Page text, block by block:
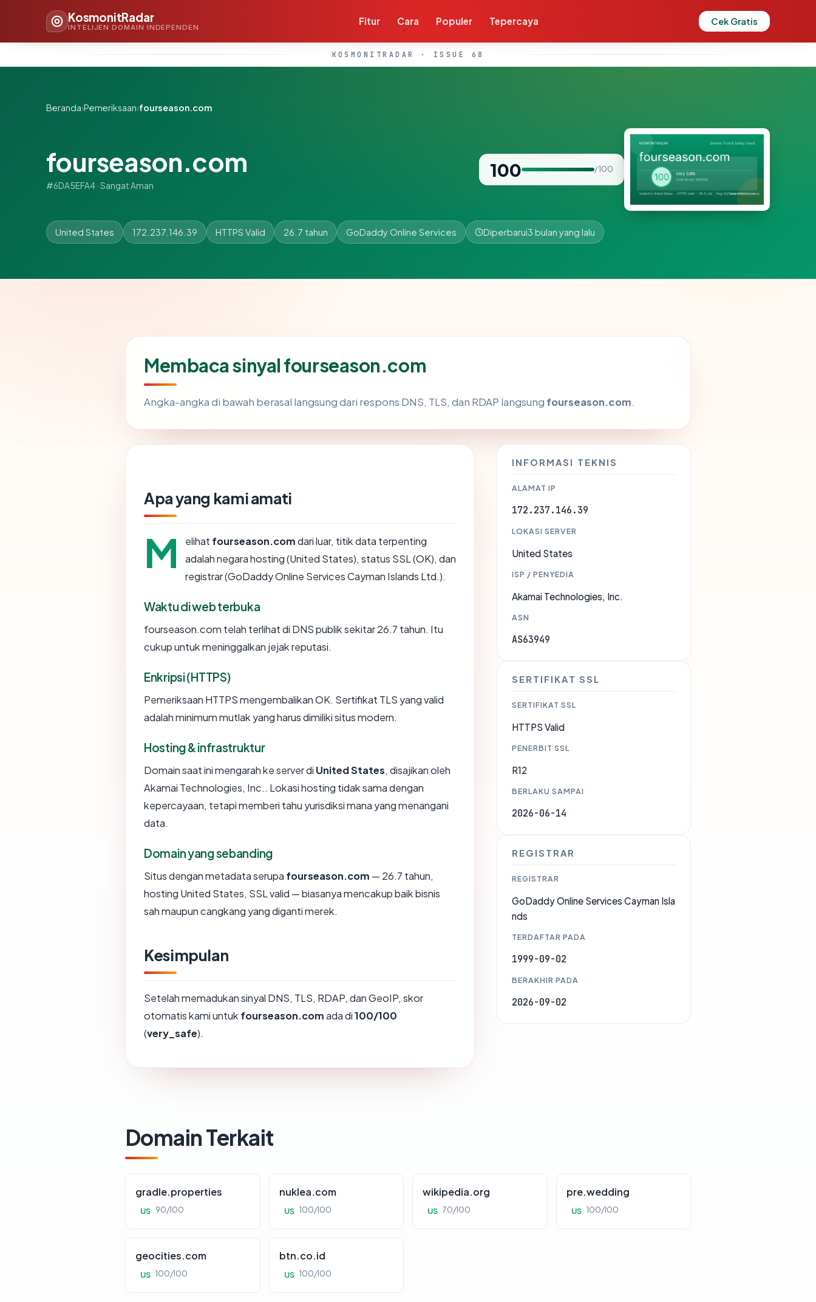
KosmonitRadar
INTELIJEN DOMAIN INDEPENDEN
Fitur Cara Populer Tepercaya Cek Gratis
KOSMONITRADAR · ISSUE 68
Beranda›Pemeriksaan›fourseason.com
fourseason.com
#6DA5EFA4 · Sangat Aman
100 / 100
United States 172.237.146.39 HTTPS Valid 26.7 tahun GoDaddy Online Services Diperbarui3 bulan yang lalu
Membaca sinyal fourseason.com
Angka-angka di bawah berasal langsung dari respons DNS, TLS, dan RDAP langsung fourseason.com.
Apa yang kami amati
M elihat fourseason.comdari luar, titik data terpenting
adalah negara hosting (United States), status SSL (OK), dan
registrar (GoDaddy Online Services Cayman Islands Ltd.).
Waktu di web terbuka
fourseason.com telah terlihat di DNS publik sekitar 26.7 tahun. Itu
cukup untuk meninggalkan jejak reputasi.
Enkripsi (HTTPS)
Pemeriksaan HTTPS mengembalikan OK. Sertifikat TLS yang valid
adalah minimum mutlak yang harus dimiliki situs modern.
Hosting & infrastruktur
Domain saat ini mengarah ke server di United States, disajikan oleh
Akamai Technologies, Inc.. Lokasi hosting tidak sama dengan
kepercayaan, tetapi memberi tahu yurisdiksi mana yang menangani
data.
Domain yang sebanding
Situs dengan metadata serupa fourseason.com — 26.7 tahun,
hosting United States, SSL valid — biasanya mencakup baik bisnis
sah maupun cangkang yang diganti merek.
Kesimpulan
Setelah memadukan sinyal DNS, TLS, RDAP, dan GeoIP, skor
otomatis kami untuk fourseason.comada di100/100
(very_safe).
INFORMASI TEKNIS
ALAMAT IP
172.237.146.39
LOKASI SERVER
United States
ISP / PENYEDIA
Akamai Technologies, Inc.
ASN
AS63949
SERTIFIKAT SSL
SERTIFIKAT SSL
HTTPS Valid
PENERBIT SSL
R12
BERLAKU SAMPAI
2026-06-14
REGISTRAR
REGISTRAR
GoDaddy Online Services Cayman Isla
nds
TERDAFTAR PADA
1999-09-02
BERAKHIR PADA
2026-09-02
Domain Terkait
gradle.properties
US 90/100
nuklea.com
US 100/100
wikipedia.org
US 70/100
pre.wedding
US 100/100
geocities.com
US 100/100
btn.co.id
US 100/100